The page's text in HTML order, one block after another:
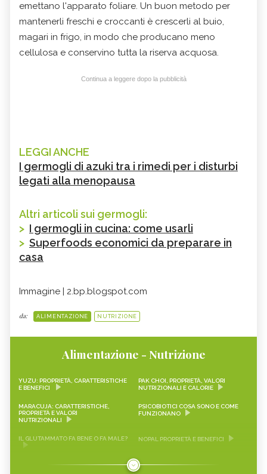
emettano l'apparato foliare. Un buon metodo per
mantenerli freschi e croccanti è crescerli al buio,
magari in frigo, in modo che producano meno
cellulosa e conservino tutta la riserva acquosa.
Continua a leggere dopo la pubblicità
LEGGI ANCHE
I germogli di azuki tra i rimedi per i disturbi
legati alla menopausa
Altri articoli sui germogli:
> I germogli in cucina: come usarli
> Superfoods economici da preparare in
casa
Immagine | 2.bp.blogspot.com
da: ALIMENTAZIONE NUTRIZIONE
Alimentazione - Nutrizione
YUZU: PROPRIETÀ, CARATTERISTICHE
E BENEFICI
PAK CHOI, PROPRIETÀ, VALORI
NUTRIZIONALI E CALORIE
MARACUJA: CARATTERISTICHE,
PROPRIETÀ E VALORI
NUTRIZIONALI
PSICOBIOTICI COSA SONO E COME
FUNZIONANO
IL GLUTAMMATO FA BENE O FA MALE? NOPAL PROPRIETÀ E BENEFICI
FRAGOLINE DI BOSCO
CRAUTI, PROPRIETÀ, VALORI
NUTRIZIONALI E RICETTE